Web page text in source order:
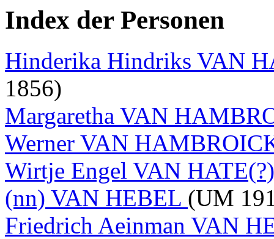
Index der Personen
Hinderika Hindriks VAN
1856)
Margaretha VAN
Werner VAN
Wirtje Engel VAN
(nn) VAN HEBEL (UM
Friedrich Aeinman VAN